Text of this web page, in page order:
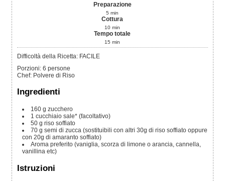
Preparazione
5 min
Cottura
10 min
Tempo totale
15 min
Difficoltà della Ricetta: FACILE
Porzioni:6 persone
Chef: Polvere di Riso
Ingredienti
160 g zucchero
1 cucchiaio sale* (facoltativo)
50 g riso soffiato
70 g semi di zucca (sostituibili con altri 30g di riso soffiato oppure
con 20g di amaranto soffiato)
Aroma preferito (vaniglia, scorza di limone o arancia, cannella,
vanillina etc)
Istruzioni